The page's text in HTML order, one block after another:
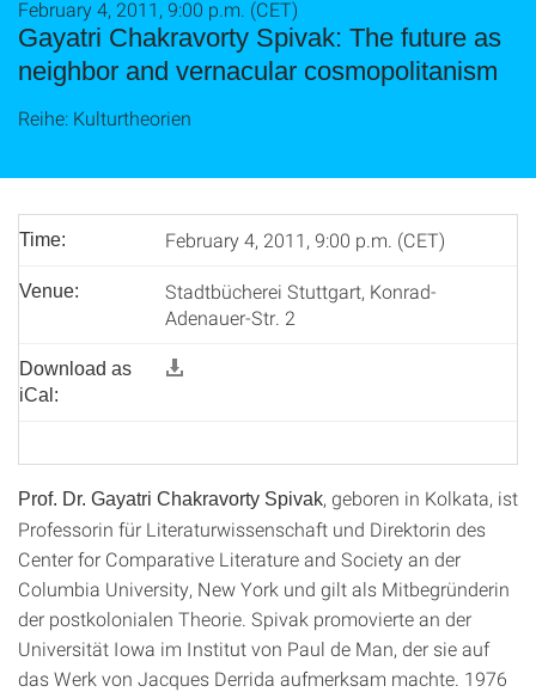
Gayatri Chakravorty Spivak: The future as
neighbor and vernacular cosmopolitanism
February 4, 2011, 9:00 p.m. (CET)
Reihe: Kulturtheorien
Time: February 4, 2011, 9:00 p.m. (CET)
Venue:
Stadtbücherei Stuttgart, Konrad-
Adenauer-Str. 2
Download as
iCal:
Prof. Dr. Gayatri Chakravorty Spivak, geboren in Kolkata, ist
Professorin für Literaturwissenschaft und Direktorin des
Center for Comparative Literature and Society an der
Columbia University, New York und gilt als Mitbegründerin
der postkolonialen Theorie. Spivak promovierte an der
Universität Iowa im Institut von Paul de Man, der sie auf
das Werk von Jacques Derrida aufmerksam machte. 1976